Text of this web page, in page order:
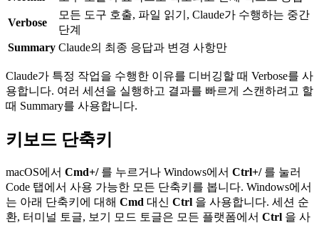
Verbose
모든 도구 호출, 파일 읽기, Claude가 수행하는 중간
단계
Summary Claude의 최종 응답과 변경 사항만
Claude가 특정 작업을 수행한 이유를 디버깅할 때 Verbose를 사
용합니다. 여러 세션을 실행하고 결과를 빠르게 스캔하려고 할
때 Summary를 사용합니다.
키보드 단축키
macOS에서 Cmd+/를 누르거나 Windows에서 Ctrl+/를 눌러
Code 탭에서 사용 가능한 모든 단축키를 봅니다. Windows에서
는 아래 단축키에 대해 Cmd 대신 Ctrl 을 사용합니다. 세션 순
환, 터미널 토글, 보기 모드 토글은 모든 플랫폼에서 Ctrl 을 사